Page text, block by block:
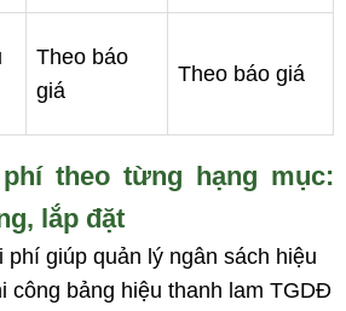
Theo báo
giá
Theo báo giá
theo từng hạng mục:
lắp đặt
phí giúp quản lý ngân sách hiệu
công bảng hiệu thanh lam TGDĐ